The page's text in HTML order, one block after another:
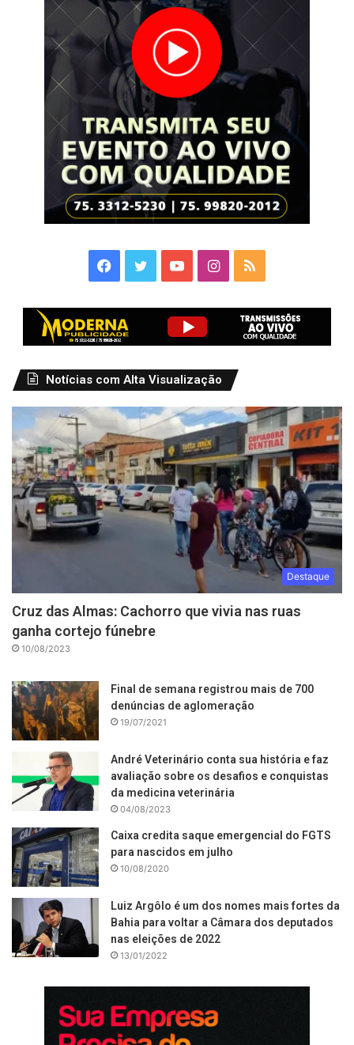
Facebook
TwitterYouTubeInstagram
RSS
Notícias com Alta Visualização
Destaque
Cruz das Almas: Cachorro que vivia nas ruas
ganha cortejo fúnebre
10/08/2023
Final de semana registrou mais de 700
denúncias de aglomeração
19/07/2021
André Veterinário conta sua história e faz
avaliação sobre os desafios e conquistas
da medicina veterinária
04/08/2023
Caixa credita saque emergencial do FGTS
para nascidos em julho
10/08/2020
Luiz Argôlo é um dos nomes mais fortes da
Bahia para voltar a Câmara dos deputados
nas eleições de 2022
13/01/2022